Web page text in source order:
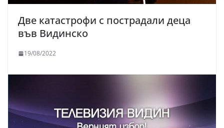
Две катастрофи с пострадали деца
във Видинско
19/08/2022